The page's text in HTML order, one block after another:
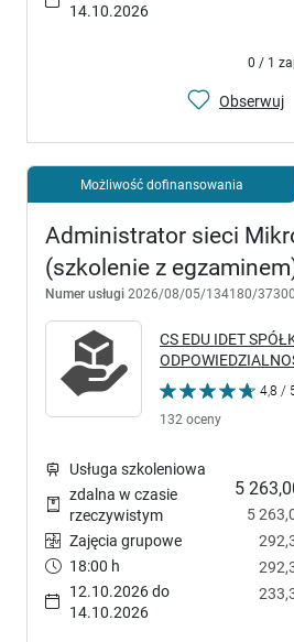
14.10.2026
0 / 1
Obserwuj
Możliwość dofinansowania
Administrator sieci
(szkolenie z
Numer usługi 2026/08/05/134180/
CS EDU IDET
4,8 /
132 oceny
5
5
Usługa szkoleniowa
zdalna w czasie
rzeczywistym
Zajęcia grupowe
18:00 h
12.10.2026 do
14.10.2026